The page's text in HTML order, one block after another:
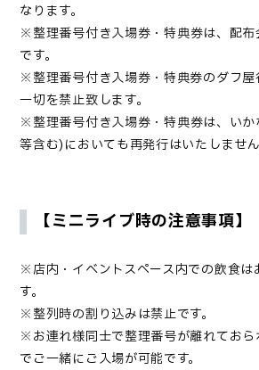
なります。
※整理番号付き入場券 ・特典券は、配
です。
※整理番号付き入場券・特典券のダフ
一切を禁止致します。
※整理番号付き入場券 ・特典券は、い
等含む)においても再発行はいたしません
【ミニライブ時の注意事項】
※店内・イベントスペース内での飲食は
す。
※整列時の割り込みは禁止です。
※お連れ様同士で整理番号が離れてお
でご一緒にご入場が可能です。